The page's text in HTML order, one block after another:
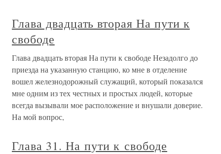
Глава двадцать вторая На пути к
свободе
Глава двадцать вторая На пути к свободе Незадолго до
приезда на указанную станцию, ко мне в отделение
вошел железнодорожный служащий, который показался
мне одним из тех честных и простых людей, которые
всегда вызывали мое расположение и внушали доверие.
На мой вопрос,
Глава 31. На пути к свободе